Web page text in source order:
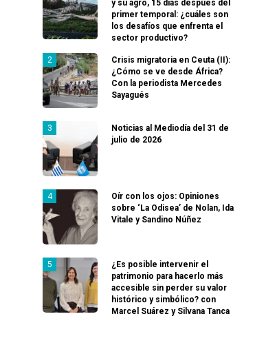
y su agro, 15 días después del
primer temporal: ¿cuáles son
los desafíos que enfrenta el
sector productivo?
Crisis migratoria en Ceuta (II):
¿Cómo se ve desde África?
Con la periodista Mercedes
Sayagués
Noticias al Mediodía del 31 de
julio de 2026
Oír con los ojos: Opiniones
sobre ‘La Odisea’ de Nolan, Ida
Vitale y Sandino Núñez
¿Es posible intervenir el
patrimonio para hacerlo más
accesible sin perder su valor
histórico y simbólico? con
Marcel Suárez y Silvana Tanca